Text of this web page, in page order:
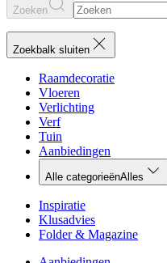
Zoeken
Zoekbalk sluiten
Raamdecoratie
Vloeren
Verlichting
Verf
Tuin
Aanbiedingen
Alle categorieënAlles
Inspiratie
Klusadvies
Folder & Magazine